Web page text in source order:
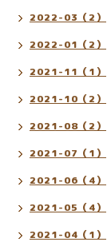
2022-03（2）
2022-01（2）
2021-11（1）
2021-10（2）
2021-08（2）
2021-07（1）
2021-06（4）
2021-05（4）
2021-04（1）